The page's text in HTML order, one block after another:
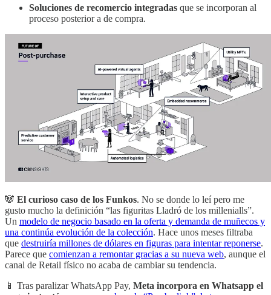
Soluciones de recomercio integradas que se incorporan al
proceso posterior a de compra.
🐼 El curioso caso de los Funkos. No se donde lo leí pero me
gusto mucho la definición “las figuritas Lladró de los millenialls”.
Un modelo de negocio basado en la oferta y demanda de muñecos y
una continúa evolución de la colección. Hace unos meses filtraba
que destruiría millones de dólares en figuras para intentar reponerse.
Parece que comienzan a remontar gracias a su nueva web, aunque el
canal de Retail físico no acaba de cambiar su tendencia.
📱 Tras paralizar WhatsApp Pay, Meta incorpora en Whatsapp el